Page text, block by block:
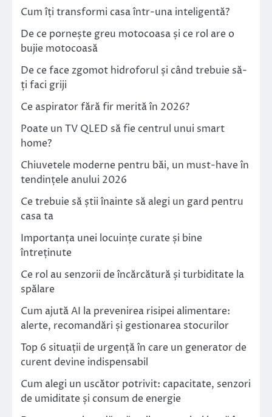
Cum îți transformi casa într-una inteligentă?
De ce pornește greu motocoasa și ce rol are o
bujie motocoasă
De ce face zgomot hidroforul și când trebuie să-
ți faci griji
Ce aspirator fără fir merită în 2026?
Poate un TV QLED să fie centrul unui smart
home?
Chiuvetele moderne pentru băi, un must-have în
tendințele anului 2026
Ce trebuie să știi înainte să alegi un gard pentru
casa ta
Importanța unei locuințe curate și bine
întreținute
Ce rol au senzorii de încărcătură și turbiditate la
spălare
Cum ajută AI la prevenirea risipei alimentare:
alerte, recomandări și gestionarea stocurilor
Top 6 situații de urgență în care un generator de
curent devine indispensabil
Cum alegi un uscător potrivit: capacitate, senzori
de umiditate și consum de energie